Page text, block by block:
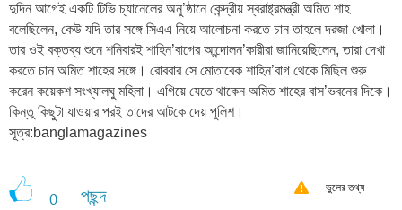
দুদিন আগেই একটি টিভি চ্যানেলের অনু’ষ্ঠানে কেন্দ্রীয় স্বরাষ্ট্রমন্ত্রী অমিত শাহ
বলেছিলেন, কেউ যদি তার সঙ্গে সিএএ নিয়ে আলোচনা করতে চান তাহলে দরজা খোলা।
তার ওই বক্তব্য শুনে শনিবারই শাহিন’বাগের আন্দোলন’কারীরা জানিয়েছিলেন, তারা দেখা
করতে চান অমিত শাহের সঙ্গে। রোববার সে মোতাবেক শাহিন’বাগ থেকে মিছিল শুরু
করেন কয়েকশ সংখ্যালঘু মহিলা। এগিয়ে যেতে থাকেন অমিত শাহের বাস’ভবনের দিকে।
কিন্তু কিছুটা যাওয়ার পরই তাদের আটকে দেয় পুলিশ।
সূত্র:banglamagazines
0 পছন্দ ভুলের তথ্য